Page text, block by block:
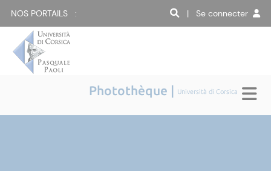
NOS PORTAILS : | Se connecter
Photothèque | Università di Corsica